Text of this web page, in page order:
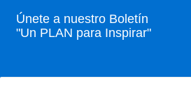
Únete a nuestro Boletín
"Un PLAN para Inspirar"